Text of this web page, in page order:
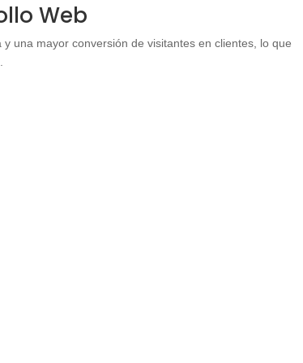
Web
una mayor conversión de visitantes en clientes, lo que